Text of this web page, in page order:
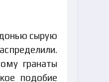
сырую
гранаты
подобие